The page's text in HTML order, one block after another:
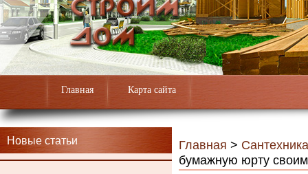
Главная Карта сайта
Новые статьи Главная > Сантехника
бумажную юрту